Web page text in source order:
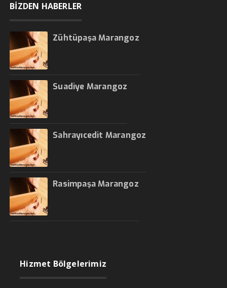
BİZDEN HABERLER
Zühtüpaşa Marangoz
Suadiye Marangoz
Sahrayıcedit Marangoz
Rasimpaşa Marangoz
Hizmet Bölgelerimiz